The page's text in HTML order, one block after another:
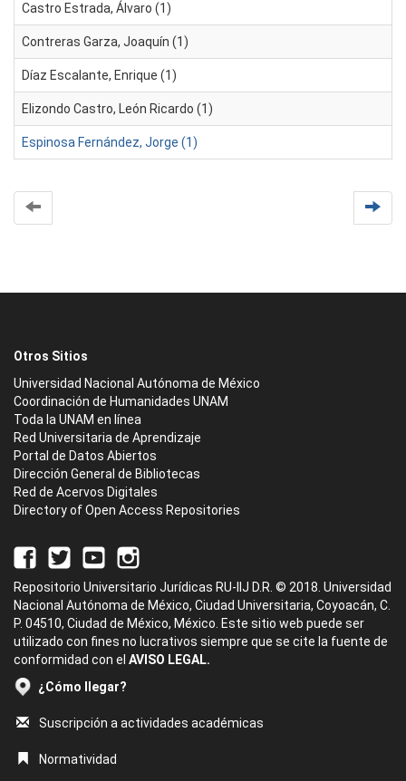
Castro Estrada, Álvaro (1)
Contreras Garza, Joaquín (1)
Díaz Escalante, Enrique (1)
Elizondo Castro, León Ricardo (1)
Espinosa Fernández, Jorge (1)
Otros Sitios
Universidad Nacional Autónoma de México
Coordinación de Humanidades UNAM
Toda la UNAM en línea
Red Universitaria de Aprendizaje
Portal de Datos Abiertos
Dirección General de Bibliotecas
Red de Acervos Digitales
Directory of Open Access Repositories
Repositorio Universitario Jurídicas RU-IIJ D.R. © 2018. Universidad
Nacional Autónoma de México, Ciudad Universitaria, Coyoacán, C.
P. 04510, Ciudad de México, México. Este sitio web puede ser
utilizado con fines no lucrativos siempre que se cite la fuente de
conformidad con el AVISO LEGAL.
¿Cómo llegar?
Suscripción a actividades académicas
Normatividad